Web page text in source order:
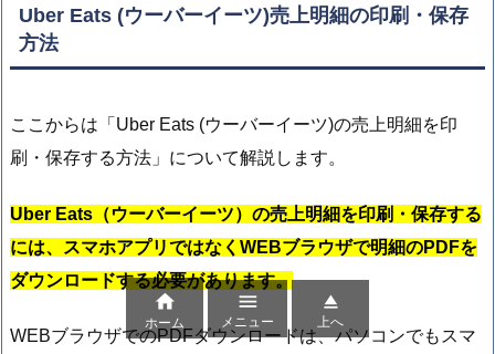
Uber Eats (ウーバーイーツ)売上明細の印刷・保存
方法
ここからは「Uber Eats (ウーバーイーツ)の売上明細を印
刷・保存する方法」について解説します。
Uber Eats（ウーバーイーツ）の売上明細を印刷・保存する
には、スマホアプリではなくWEBブラウザで明細のPDFを
ダウンロードする必要があります。
WEBブラウザでのPDFダウンロードは、パソコンでもスマ

ホーム

メニュー

上へ